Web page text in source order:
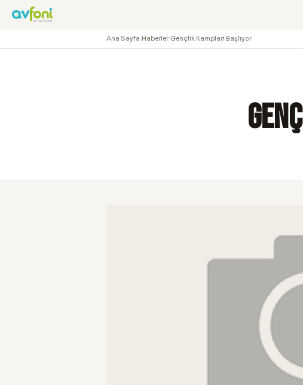
Ana Sayfa›Haberler›Gençlik Kampları Başlıyor